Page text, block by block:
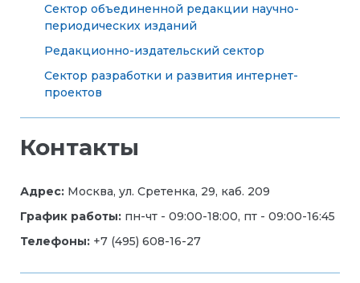
Сектор объединенной редакции научно-
периодических изданий
Редакционно-издательский сектор
Сектор разработки и развития интернет-
проектов
Контакты
Адрес: Москва, ул. Сретенка, 29, каб. 209
График работы: пн-чт - 09:00-18:00, пт - 09:00-16:45
Телефоны: +7 (495) 608-16-27